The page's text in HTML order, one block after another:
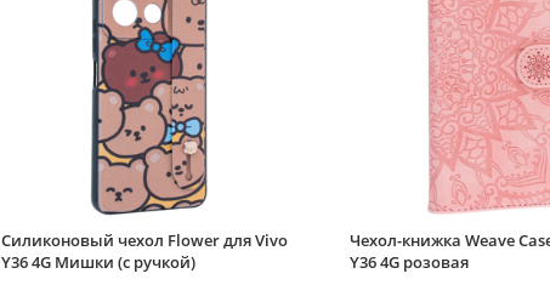
Силиконовый чехол Flower для Vivo
Y36 4G Мишки (с ручкой)
Чехол-книжка Weave
Y36 4G розовая